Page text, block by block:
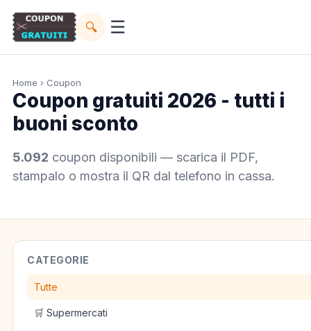
🔍 ☰
Home › Coupon
Coupon gratuiti 2026 - tutti i
buoni sconto
5.092 coupon disponibili — scarica il PDF,
stampalo o mostra il QR dal telefono in cassa.
CATEGORIE
Tutte
🛒 Supermercati